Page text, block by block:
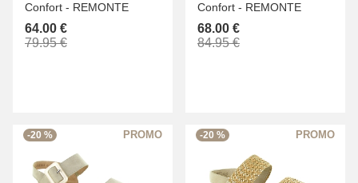
Confort - REMONTE
64.00 €
79.95 €
Confort - REMONTE
68.00 €
84.95 €
-20 % -20 %